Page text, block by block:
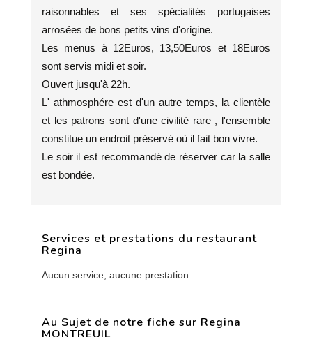
raisonnables et ses spécialités portugaises
arrosées de bons petits vins d'origine.
Les menus à 12Euros, 13,50Euros et 18Euros
sont servis midi et soir.
Ouvert jusqu'à 22h.
L' athmosphére est d'un autre temps, la clientèle
et les patrons sont d'une civilité rare , l'ensemble
constitue un endroit préservé où il fait bon vivre.
Le soir il est recommandé de réserver car la salle
est bondée.
Services et prestations du restaurant
Regina
Aucun service, aucune prestation
Au Sujet de notre fiche sur Regina